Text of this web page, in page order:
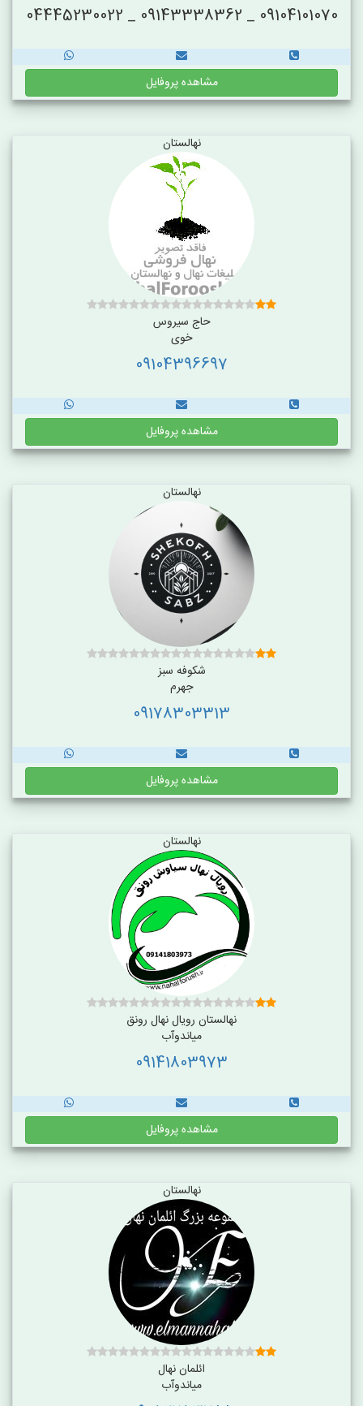
09104101070 _ 09143338362 _ 04445230022
مشاهده پروفایل
نهالستان
حاج سیروس
خوی
09104396697
مشاهده پروفایل
نهالستان
شکوفه سبز
جهرم
09178303313
مشاهده پروفایل
نهالستان
نهالستان رویال نهال رونق
میاندوآب
09141803973
مشاهده پروفایل
نهالستان
ائلمان نهال
میاندوآب